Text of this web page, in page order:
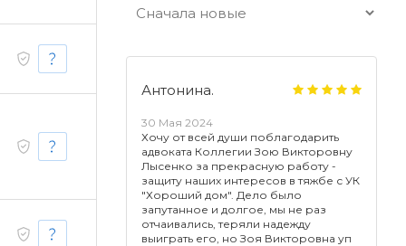
Антонина.
30 Мая 2024
Хочу от всей души поблагодарить
адвоката Коллегии Зою Викторовну
Лысенко за прекрасную работу -
защиту наших интересов в тяжбе с УК
"Хороший дом". Дело было
запутанное и долгое, мы не раз
отчаивались, теряли надежду
выиграть его, но Зоя Викторовна уп